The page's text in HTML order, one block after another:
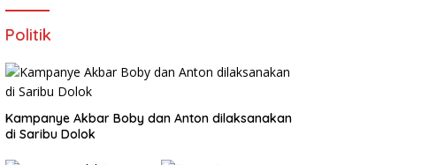
Politik
Kampanye Akbar Boby dan Anton dilaksanakan
di Saribu Dolok